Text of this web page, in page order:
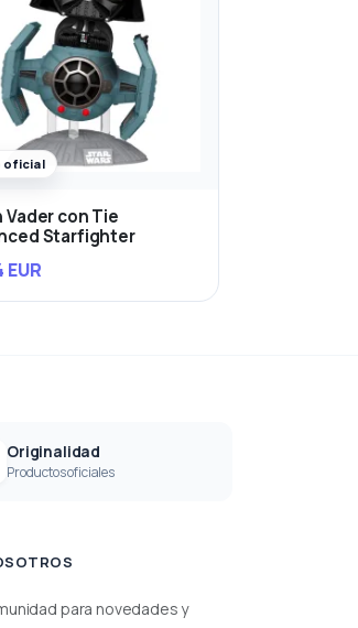
oficial
Vader con Tie
Starfighter
EUR
Originalidad
Productos oficiales
para novedades y